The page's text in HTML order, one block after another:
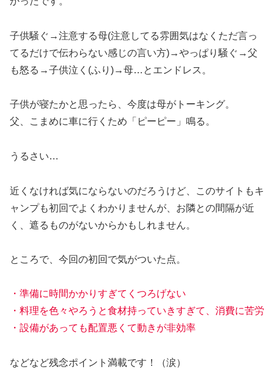
子供騒ぐ→注意する母(注意してる雰囲気はなくただ言っ
てるだけで伝わらない感じの言い方)→やっぱり騒ぐ→父
も怒る→子供泣く(ふり)→母…とエンドレス。
子供が寝たかと思ったら、今度は母がトーキング。
父、こまめに車に行くため「ピーピー」鳴る。
うるさい…
近くなければ気にならないのだろうけど、このサイトもキ
ャンプも初回でよくわかりませんが、お隣との間隔が近
く、遮るものがないからかもしれません。
ところで、今回の初回で気がついた点。
・準備に時間かかりすぎてくつろげない
・料理を色々やろうと食材持っていきすぎて、消費に苦労
・設備があっても配置悪くて動きが非効率
などなど残念ポイント満載です！（涙）